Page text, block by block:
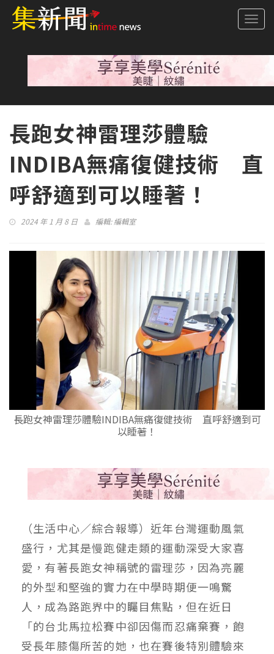
長跑女神雷理莎體驗
INDIBA無痛復健技術 直
呼舒適到可以睡著！
2024 年 1 月 8 日 編輯:編輯室
長跑女神雷理莎體驗INDIBA無痛復健技術 直呼舒適到可
以睡著！
（生活中心／綜合報導）近年台灣運動風氣
盛行，尤其是慢跑健走類的運動深受大家喜
愛，有著長跑女神稱號的雷理莎，因為亮麗
的外型和堅強的實力在中學時期便一鳴驚
人，成為路跑界中的矚目焦點，但在近日
「的台北馬拉松賽中卻因傷而忍痛棄賽，飽
受長年膝傷所苦的她，也在賽後特別體驗來